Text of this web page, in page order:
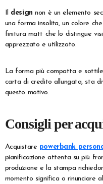
design non è un elemento
una forma insolita, un colore
finitura matt che lo distingue
apprezzato e utilizzato.
La forma più compatta e
carta di credito allungata, sta
questo motivo.
Consigli per
Acquistare powerbank
pianificazione attenta su più
produzione e la stampa
momento significa o rinunciare